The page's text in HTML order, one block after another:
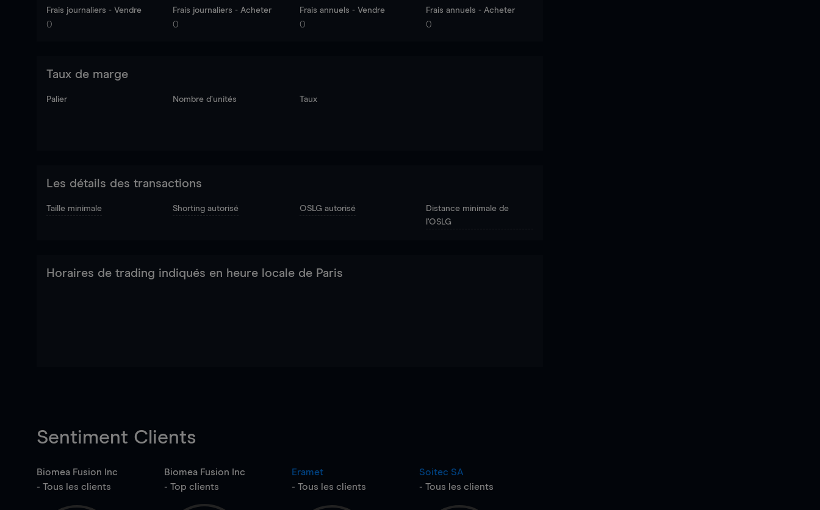
Frais journaliers - Vendre
0
Frais journaliers - Acheter
0
Frais annuels - Vendre
0
Frais annuels - Acheter
0
Taux de marge
Palier Nombre d’unités Taux
Les détails des transactions
Taille minimale Shorting autorisé OSLG autorisé
Distance minimale de
l'OSLG
Horaires de trading indiqués en heure locale de Paris
Sentiment Clients
Biomea Fusion Inc
- Tous les clients
Biomea Fusion Inc
- Top clients
Eramet
- Tous les clients
Soitec SA
- Tous les clients